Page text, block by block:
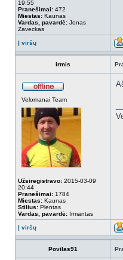
19:55
Pranešimai: 472
Miestas: Kaunas
Vardas, pavardė: Jonas
Zaveckas
Į viršų
irmis
Velomanai Team
Užsiregistravo: 2015-03-09
20:44
Pranešimai: 1784
Miestas: Kaunas
Stilius: Plentas
Vardas, pavardė: Irmantas
Į viršų
Povilas91